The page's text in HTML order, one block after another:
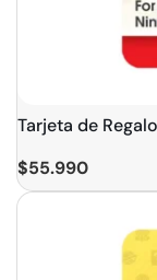
Tarjeta de
$55.990